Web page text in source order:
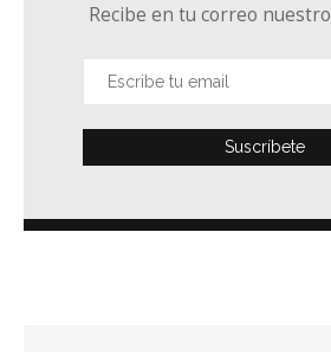
Recibe en tu correo